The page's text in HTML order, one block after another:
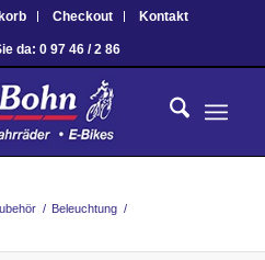
Checkout Kontakt
da: 0 97 46 / 2 86
/ Beleuchtung /